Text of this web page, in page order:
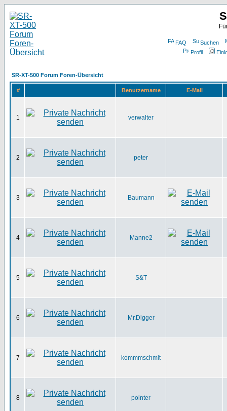
FAQ
Suchen
Profil
SR-XT-500 Forum Foren-Übersicht
# Benutzername E-Mail
1 verwalter
2 peter
3 Baumann
4 Manne2
5 S&T
6 Mr.Digger
7 kommmschmit
8 pointer